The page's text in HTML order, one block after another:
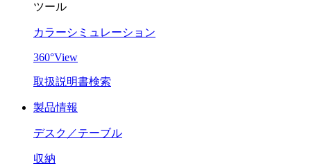
ツール
カラーシミュレーション
360°View
取扱説明書検索
製品情報
デスク／テーブル
収納